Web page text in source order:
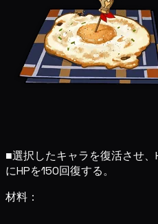
■選択したキャラを復活させ
にHPを150回復する。
材料：